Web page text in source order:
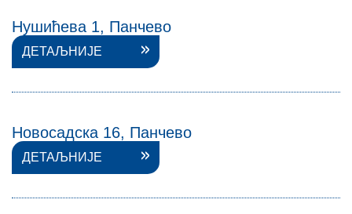
Нушићева 1, Панчево
ДЕТАЉНИЈЕ
Новосадска 16, Панчево
ДЕТАЉНИЈЕ